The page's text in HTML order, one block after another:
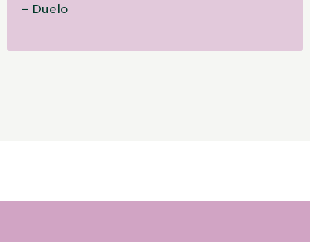
– Duelo